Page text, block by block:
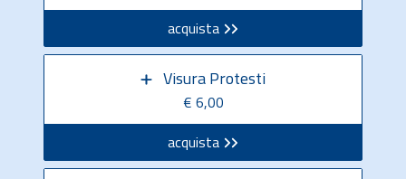
acquista
Visura Protesti
€ 6,00
acquista